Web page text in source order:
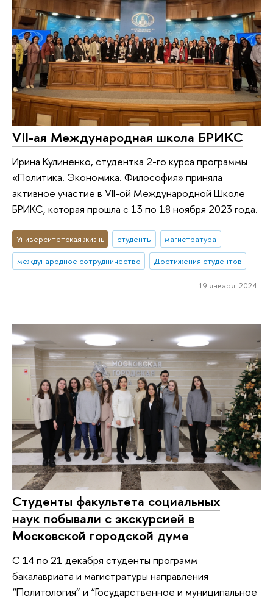
VII-ая Международная школа БРИКС
Ирина Кулиненко, студентка 2-го курса программы
«Политика. Экономика. Философия» приняла
активное участие в VII-ой Международной Школе
БРИКС, которая прошла с 13 по 18 ноября 2023 года.
Университетская жизнь студенты
магистратура
международное сотрудничество
Достижения студентов
19 января 2024
Студенты факультета социальных
наук побывали с экскурсией в
Московской городской думе
С 14 по 21 декабря студенты программ
бакалавриата и магистратуры направления
“Политология” и “Государственное и муниципальное